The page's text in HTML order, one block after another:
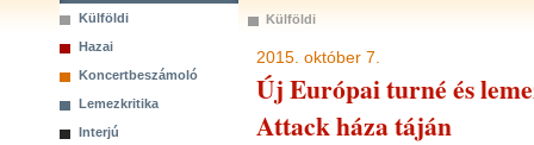
Külföldi
Hazai
Koncertbeszámoló
Lemezkritika
Interjú
Külföldi
2015. október 7.
Új Európai turné és
Attack háza táján